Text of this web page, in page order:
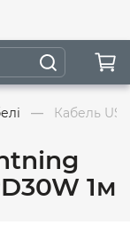
Кабель
1м